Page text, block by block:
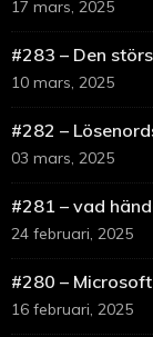
17 mars, 2025
#283 – Den
10 mars, 2025
#282 –
03 mars, 2025
#281 – vad
24 februari, 2025
#280 –
16 februari, 2025